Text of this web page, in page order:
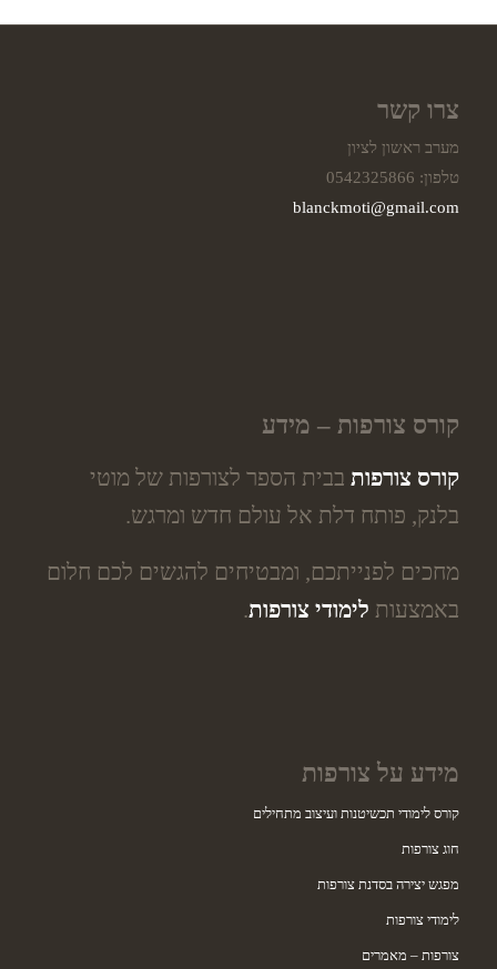
צרו קשר
מערב ראשון לציון
טלפון: 0542325866
blanckmoti@gmail.com
קורס צורפות – מידע
קורס צורפותבבית הספר לצורפות של מוטי
בלנק, פותח דלת אל עולם חדש ומרגש.
מחכים לפנייתכם, ומבטיחים להגשים לכם חלום
באמצעות לימודי צורפות.
מידע על צורפות
קורס לימודי תכשיטנות ועיצוב מתחילים
חוג צורפות
מפגש יצירה בסדנת צורפות
לימודי צורפות
צורפות – מאמרים